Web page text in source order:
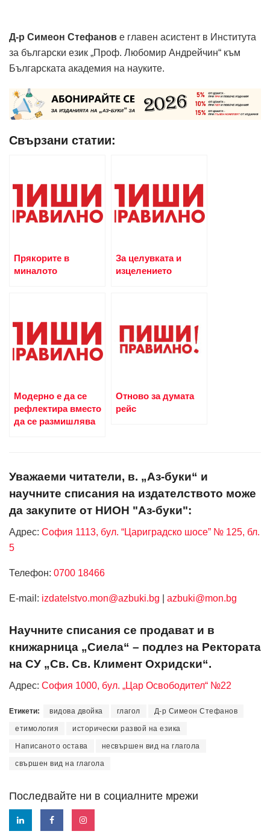
Д-р Симеон Стефанов е главен асистент в Института
за български език „Проф. Любомир Андрейчин“ към
Българската академия на науките.
Свързани статии:
Прякорите в
миналото
За целувката и
изцелението
Модерно е да се
рефлектира вместо
да се размишлява
Отново за думата
рейс
Уважаеми читатели, в. „Аз-буки“ и
научните списания на издателството може
да закупите от НИОН "Аз-буки":
Адрес: София 1113, бул. “Цариградско шосе” № 125, бл.
5
Телефон: 0700 18466
Е-mail: izdatelstvo.mon@azbuki.bg azbuki@mon.bg
Научните списания се продават и в
книжарница „Сиела“ – подлез на Ректората
на СУ „Св. Св. Климент Охридски“.
Адрес: София 1000, бул. „Цар Освободител“ №22
Етикети: видова двойка глагол Д-р Симеон Стефанов
етимология исторически развой на езика
Написаното остава несвършен вид на глагола
свършен вид на глагола
Последвайте ни в социалните мрежи